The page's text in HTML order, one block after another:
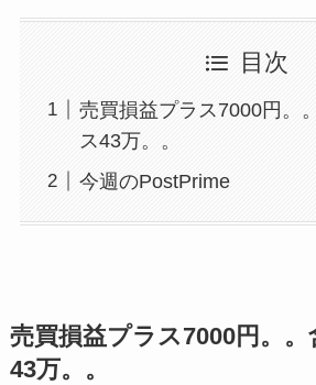
目次
売買損益プラス7000円。
ス43万。。
今週のPostPrime
売買損益プラス7000円。
43万。。